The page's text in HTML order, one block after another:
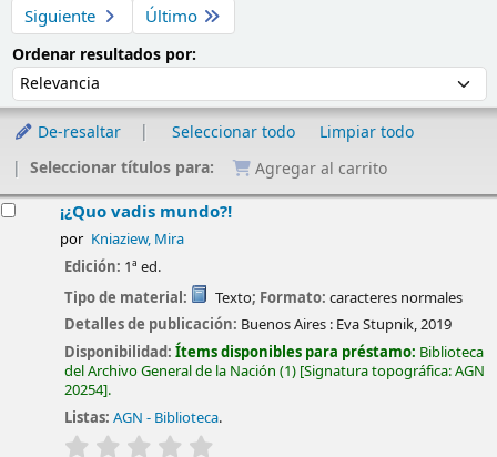
Siguiente
Último
Ordenar resultados por:
De-resaltar Seleccionar todo
Limpiar todo
Seleccionar títulos para:
Agregar al carrito
¡¿Quo vadis mundo?!
por Kniaziew, Mira
Edición: 1ª ed.
Tipo de material:
Texto; Formato: caracteres normales
Detalles de publicación: Buenos Aires : Eva Stupnik,2019
Disponibilidad:Ítems disponibles para préstamo: Biblioteca
del Archivo General de la Nación (1) Signatura topográfica:AGN
20254 .
Listas: AGN - Biblioteca.
valoración